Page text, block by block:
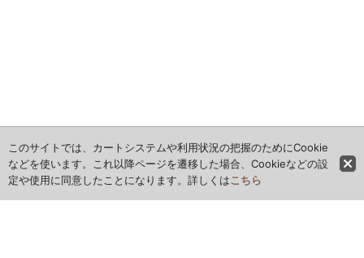
このサイトでは、カートシステムや利用状況の把握のためにCookie
などを使います。これ以降ページを遷移した場合、Cookieなどの設
定や使用に同意したことになります。詳しくはこちら